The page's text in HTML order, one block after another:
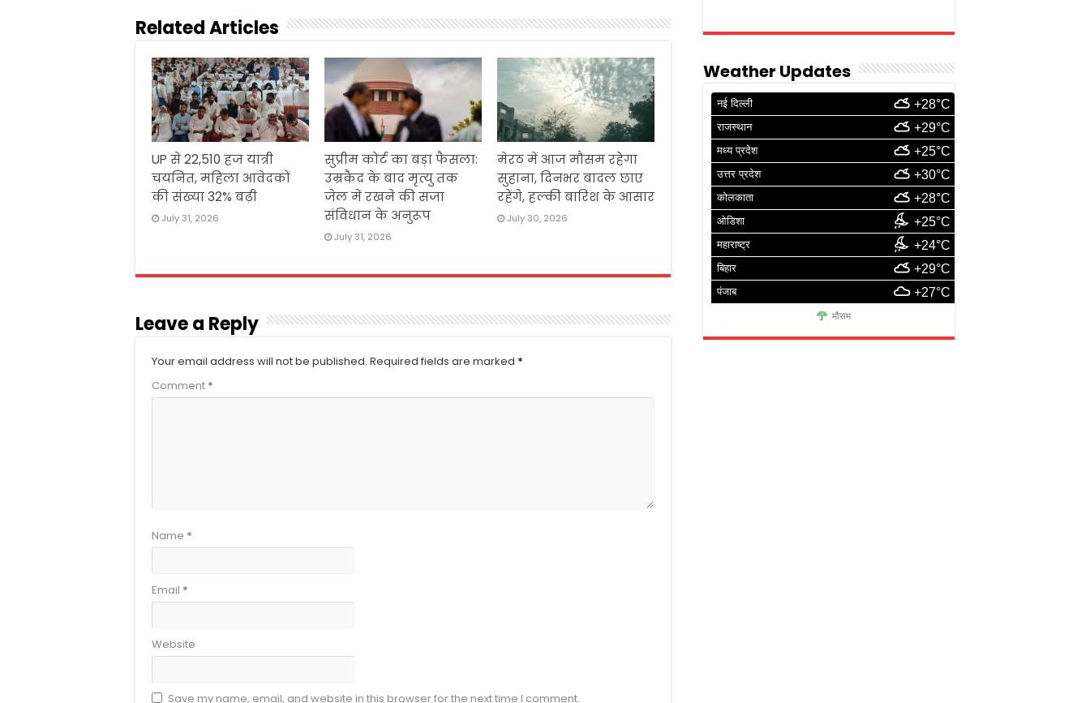
Related Articles
UP से 22,510 हज यात्री
चयनित, महिला आवेदकों
की संख्या 32% बढ़ी
July 31, 2026
सुप्रीम कोर्ट का बड़ा फैसला:
उम्रकैद के बाद मृत्यु तक
जेल में रखने की सजा
संविधान के अनुरूप
July 31, 2026
मेरठ में आज मौसम रहेगा
सुहाना, दिनभर बादल छाए
रहेंगे, हल्की बारिश के आसार
July 30, 2026
Leave a Reply
Your email address will not be published. Required fields are marked *
Comment *
Name *
Email *
Website
Save my name, email, and website in this browser for the next time I comment.
Weather Updates
नई दिल्ली +28°C
राजस्थान +29°C
मध्य प्रदेश +25°C
उत्तर प्रदेश +30°C
कोलकाता +28°C
ओडिशा +25°C
महाराष्ट्र +24°C
बिहार +29°C
पंजाब +27°C
मौसम